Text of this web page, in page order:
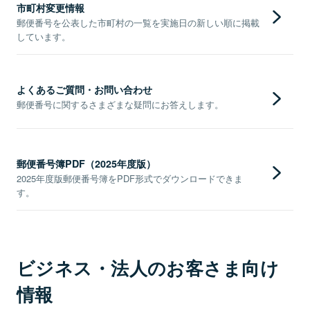
市町村変更情報
郵便番号を公表した市町村の一覧を実施日の新しい順に掲載
しています。
よくあるご質問・お問い合わせ
郵便番号に関するさまざまな疑問にお答えします。
郵便番号簿PDF（2025年度版）
2025年度版郵便番号簿をPDF形式でダウンロードできま
す。
ビジネス・法人のお客さま向け
情報